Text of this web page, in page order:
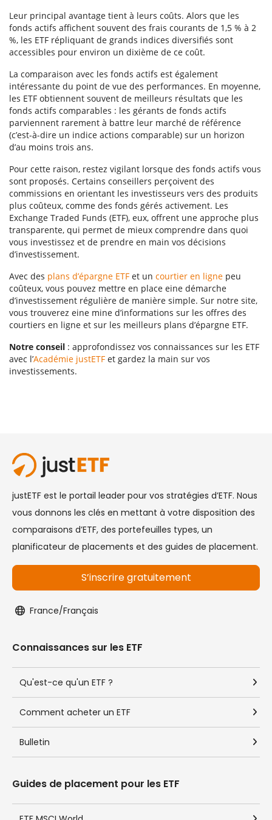
Leur principal avantage tient à leurs coûts. Alors que les
fonds actifs affichent souvent des frais courants de 1,5 % à 2
%, les ETF répliquant de grands indices diversifiés sont
accessibles pour environ un dixième de ce coût.
La comparaison avec les fonds actifs est également
intéressante du point de vue des performances. En moyenne,
les ETF obtiennent souvent de meilleurs résultats que les
fonds actifs comparables : les gérants de fonds actifs
parviennent rarement à battre leur marché de référence
(c’est-à-dire un indice actions comparable) sur un horizon
d’au moins trois ans.
Pour cette raison, restez vigilant lorsque des fonds actifs vous
sont proposés. Certains conseillers perçoivent des
commissions en orientant les investisseurs vers des produits
plus coûteux, comme des fonds gérés activement. Les
Exchange Traded Funds (ETF), eux, offrent une approche plus
transparente, qui permet de mieux comprendre dans quoi
vous investissez et de prendre en main vos décisions
d’investissement.
Avec des plans d’épargne ETF et un courtier en ligne peu
coûteux, vous pouvez mettre en place eine démarche
d’investissement régulière de manière simple. Sur notre site,
vous trouverez eine mine d’informations sur les offres des
courtiers en ligne et sur les meilleurs plans d’épargne ETF.
Notre conseil : approfondissez vos connaissances sur les ETF
avec l’Académie justETF et gardez la main sur vos
investissements.